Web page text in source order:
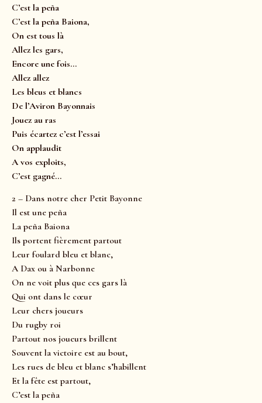
C’est la peña
C’est la peña Baiona,
On est tous là
Allez les gars,
Encore une fois…
Allez allez
Les bleus et blancs
De l’Aviron Bayonnais
Jouez au ras
Puis écartez c’est l’essai
On applaudit
A vos exploits,
C’est gagné…
2 – Dans notre cher Petit Bayonne
Il est une peña
La peña Baiona
Ils portent fièrement partout
Leur foulard bleu et blanc,
A Dax ou à Narbonne
On ne voit plus que ces gars là
Qui ont dans le cœur
Leur chers joueurs
Du rugby roi
Partout nos joueurs brillent
Souvent la victoire est au bout,
Les rues de bleu et blanc s’habillent
Et la fête est partout,
C’est la peña